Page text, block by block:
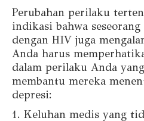
Perubahan perilaku
indikasi bahwa
dengan HIV juga
Anda harus
dalam perilaku Anda
membantu mereka
depresi:
Keluhan medis yang